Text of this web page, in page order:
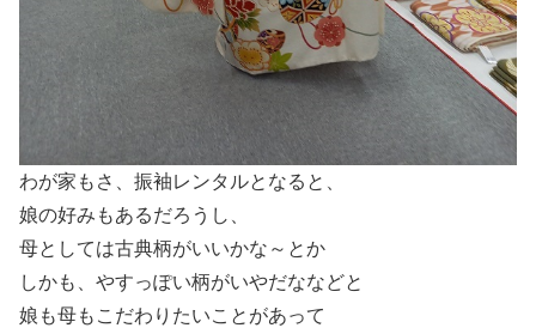
わが家もさ、振袖レンタルとなると、
娘の好みもあるだろうし、
母としては古典柄がいいかな～とか
しかも、やすっぽい柄がいやだななどと
娘も母もこだわりたいことがあって